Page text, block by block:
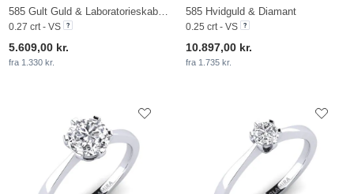
0.27 crt - VS
5.609,00 kr.
fra 1.330 kr.
585 Hvidguld & Diamant
0.25 crt - VS
10.897,00 kr.
fra 1.735 kr.